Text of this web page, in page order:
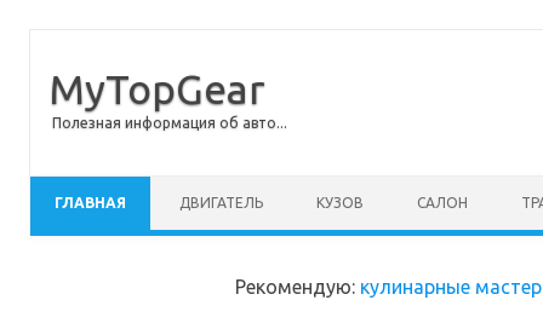
MyTopGear
Полезная информация об авто...
ГЛАВНАЯ ДВИГАТЕЛЬ КУЗОВ САЛОН
Рекомендую: кулинарные